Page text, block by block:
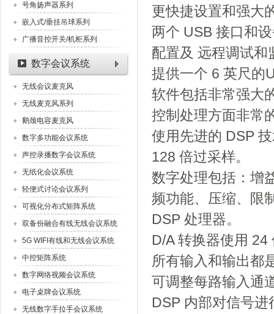
号角扬声器系列
嵌入式/垂挂吊球系列
广播音控开关/机柜系列
数字会议系统
无线会议麦克风
无线麦克风系列
鹅颈电容麦克风
数字多功能会议系统
声控录播数字会议系统
无纸化会议系统
轻便式讨论会议系列
可视化分布式矩阵系统
双备份融合有线无线会议系统
5G WIFI有线和无线会议系统
中控矩阵系统
数字网络视频会议系统
电子桌牌会议系统
无线数字手拉手会议系统
更快捷设置和强大
两个 USB 接口和
配置及 远程调试
提供一个 6 英尺
软件包括非常强大
控制处理方面非常
使用先进的 DSP
128 倍过采样。
数字处理包括：增
频功能、压缩、限
DSP 处理器。
D/A 转换器使用
所有输入和输出都
可调整每路输入通
DSP 内部对信号